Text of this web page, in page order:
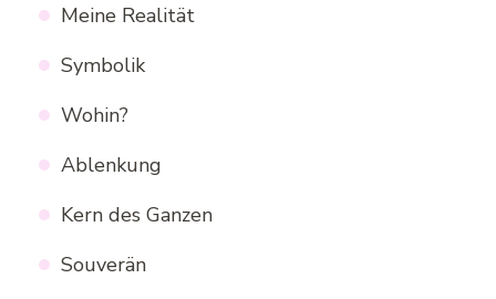
Meine Realität
Symbolik
Wohin?
Ablenkung
Kern des Ganzen
Souverän